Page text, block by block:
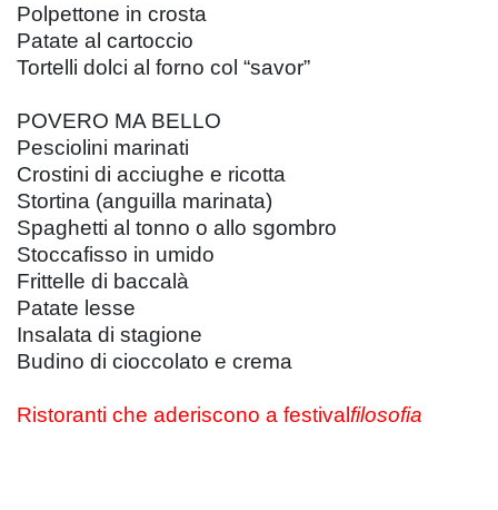
Polpettone in crosta
Patate al cartoccio
Tortelli dolci al forno col “savor”
POVERO MA BELLO
Pesciolini marinati
Crostini di acciughe e ricotta
Stortina (anguilla marinata)
Spaghetti al tonno o allo sgombro
Stoccafisso in umido
Frittelle di baccalà
Patate lesse
Insalata di stagione
Budino di cioccolato e crema
Ristoranti che aderiscono a festivalfilosofia